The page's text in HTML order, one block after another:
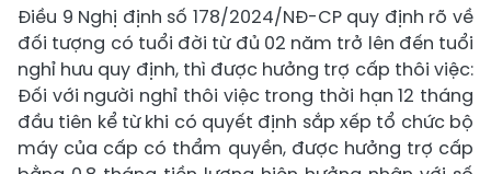
Điều 9 Nghị định số 178/2024/NĐ-CP quy định rõ về
đối tượng có tuổi đời từ đủ 02 năm trở lên đến tuổi
nghỉ hưu quy định, thì được hưởng trợ cấp thôi việc:
Đối với người nghỉ thôi việc trong thời hạn 12 tháng
đầu tiên kể từ khi có quyết định sắp xếp tổ chức bộ
máy của cấp có thẩm quyền, được hưởng trợ cấp